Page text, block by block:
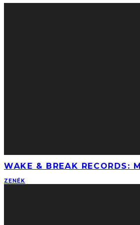
WAKE & BREAK RECORDS:
ZENÉK